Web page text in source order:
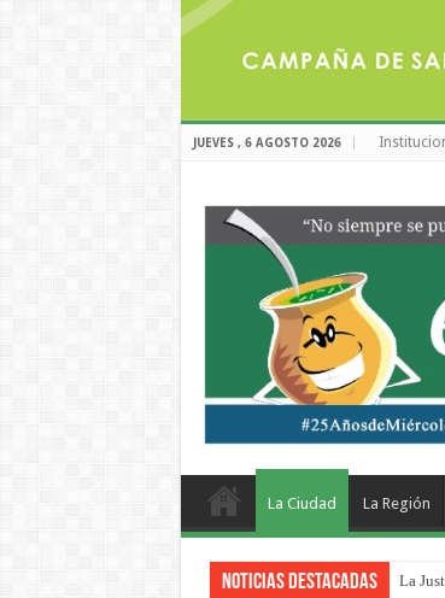
JUEVES , 6 AGOSTO 2026
La Ciudad La Región
Noticias Destacadas La
Se